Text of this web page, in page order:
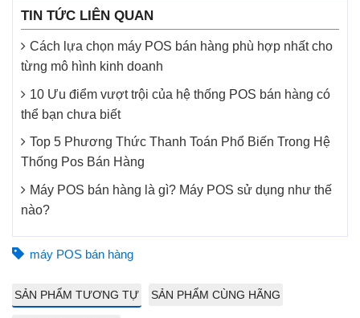
TIN TỨC LIÊN QUAN
Cách lựa chọn máy POS bán hàng phù hợp nhất cho
từng mô hình kinh doanh
10 Ưu điểm vượt trội của hệ thống POS bán hàng có
thể bạn chưa biết
Top 5 Phương Thức Thanh Toán Phổ Biến Trong Hệ
Thống Pos Bán Hàng
Máy POS bán hàng là gì? Máy POS sử dụng như thế
nào?
máy POS bán hàng
SẢN PHẨM TƯƠNG TỰ SẢN PHẨM CÙNG HÃNG